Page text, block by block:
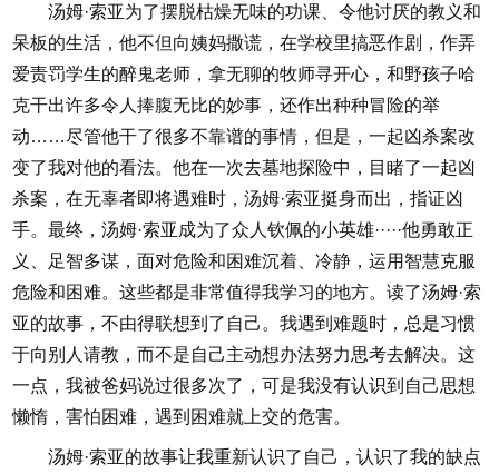
汤姆·索亚为了摆脱枯燥无味的功课、令他讨厌的教义和
呆板的生活，他不但向姨妈撒谎，在学校里搞恶作剧，作弄
爱责罚学生的醉鬼老师，拿无聊的牧师寻开心，和野孩子哈
克干出许多令人捧腹无比的妙事，还作出种种冒险的举
动……尽管他干了很多不靠谱的事情，但是，一起凶杀案改
变了我对他的看法。他在一次去墓地探险中，目睹了一起凶
杀案，在无辜者即将遇难时，汤姆·索亚挺身而出，指证凶
手。最终，汤姆·索亚成为了众人钦佩的小英雄·····他勇敢正
义、足智多谋，面对危险和困难沉着、冷静，运用智慧克服
危险和困难。这些都是非常值得我学习的地方。读了汤姆·索
亚的故事，不由得联想到了自己。我遇到难题时，总是习惯
于向别人请教，而不是自己主动想办法努力思考去解决。这
一点，我被爸妈说过很多次了，可是我没有认识到自己思想
懒惰，害怕困难，遇到困难就上交的危害。
汤姆·索亚的故事让我重新认识了自己，认识了我的缺点